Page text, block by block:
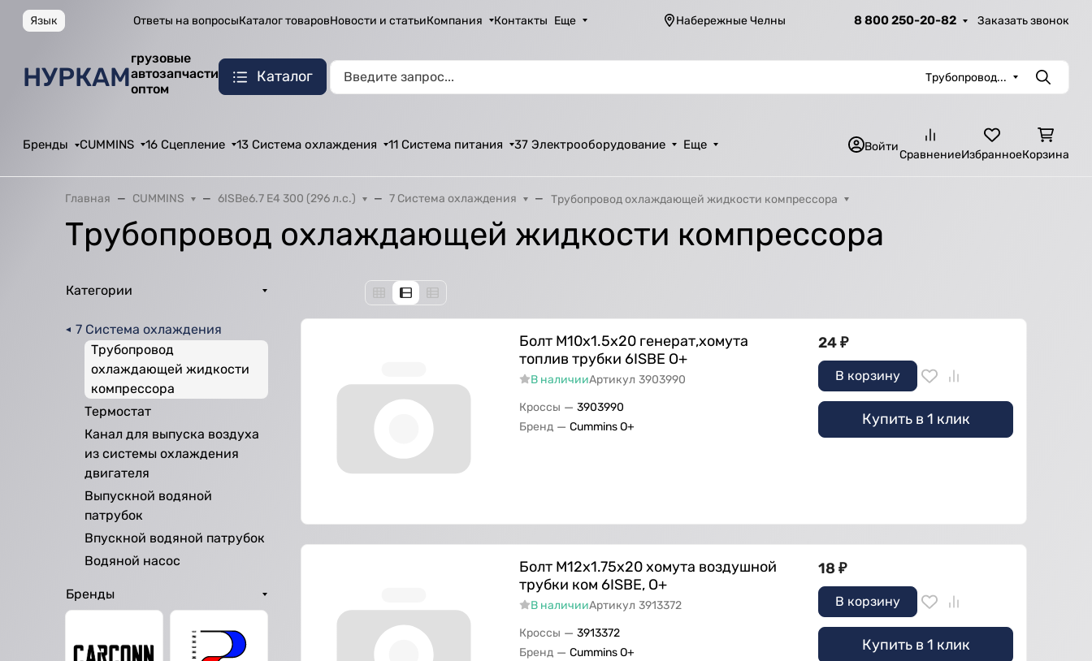
Язык Ответы на вопросыКаталог товаровНовости и статьиКомпания Контакты Еще Набережные Челны 8 800 250-20-82 Заказать звонок
НУРКАМ
грузовые
автозапчасти
оптом
Каталог Трубопровод... Поиск
Бренды CUMMINS 16 Сцепление 13 Система охлаждения 11 Система питания 37 Электрооборудование Еще Войти
СравнениеИзбранноеКорзина
Главная CUMMINS 6ISBe6.7 E4 300 (296 л.с.) 7 Система охлаждения Трубопровод охлаждающей жидкости компрессора
Трубопровод охлаждающей жидкости компрессора
Категории
7 Система охлаждения
Трубопровод
охлаждающей жидкости
компрессора
Термостат
Канал для выпуска воздуха
из системы охлаждения
двигателя
Выпускной водяной
патрубок
Впускной водяной патрубок
Водяной насос
Бренды
Болт M10х1.5х20 генерат,хомута
топлив трубки 6ISBE O+
В наличииАртикул 3903990
Кроссы — 3903990
Бренд — Cummins O+
24₽
В корзину
Купить в 1 клик
Болт M12х1.75х20 хомута воздушной
трубки ком 6ISBE, О+
В наличииАртикул 3913372
Кроссы — 3913372
Бренд — Cummins O+
18 ₽
В корзину
Купить в 1 клик